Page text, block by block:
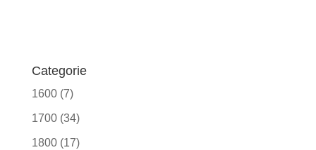
Categorie
1600(7)
1700(34)
1800(17)